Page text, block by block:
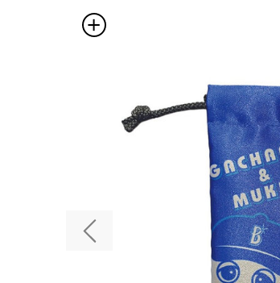
前の画像